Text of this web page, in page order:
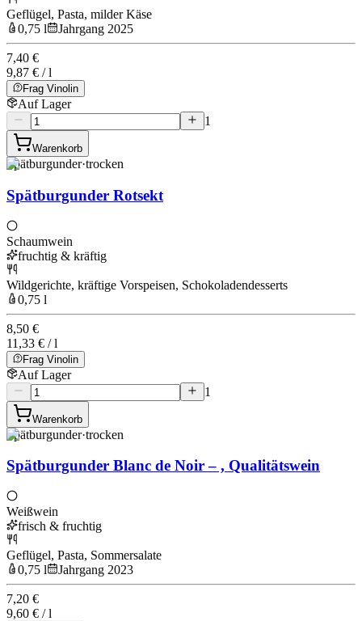
Geflügel, Pasta, milder Käse
0,75 l
Jahrgang 2025
7,40 €
9,87 € / l
Frag Vinolin
Auf Lager
1
Warenkorb
Spätburgunder·trocken
Spätburgunder Rotsekt
Schaumwein
fruchtig & kräftig
Wildgerichte, kräftige Vorspeisen, Schokoladendesserts
0,75 l
8,50 €
11,33 € / l
Frag Vinolin
Auf Lager
1
Warenkorb
Spätburgunder·trocken
Spätburgunder Blanc de Noir – , Qualitätswein
Weißwein
frisch & fruchtig
Geflügel, Pasta, Sommersalate
0,75 l
Jahrgang 2023
7,20 €
9,60 € / l